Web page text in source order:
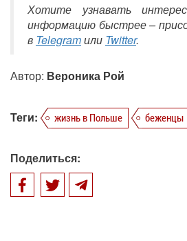
Хотите узнавать
информацию быстрее –
в Telegramили Twitter.
Автор: Вероника Рой
Теги: жизнь в Польше беженцы
Поделиться: